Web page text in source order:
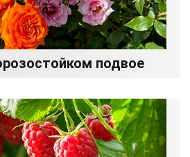
подвое